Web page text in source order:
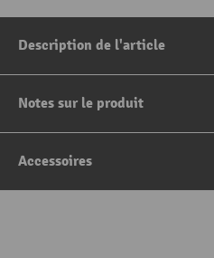
Description de l'article
Notes sur le produit
Accessoires